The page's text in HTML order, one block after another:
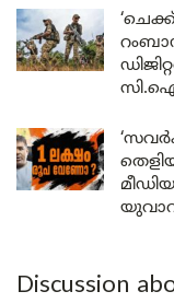
Discussion